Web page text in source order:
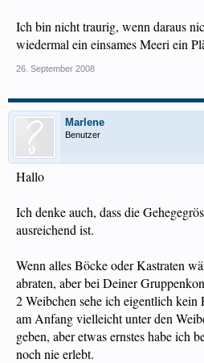
Ich bin nicht traurig, wenn daraus
wiedermal ein einsames Meeri ein
26. September 2008
Marlene
Benutzer
Hallo
Ich denke auch, dass die
ausreichend ist.
Wenn alles Böcke oder Kastraten
abraten, aber bei Deiner
2 Weibchen sehe ich eigentlich
am Anfang vielleicht unter den
geben, aber etwas ernstes habe ich
noch nie erlebt.